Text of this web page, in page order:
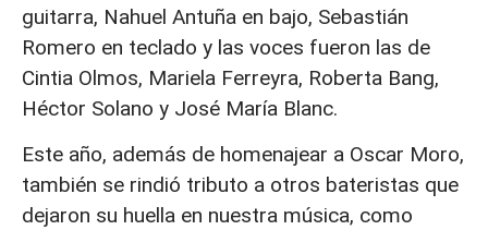
guitarra, Nahuel Antuña en bajo, Sebastián
Romero en teclado y las voces fueron las de
Cintia Olmos, Mariela Ferreyra, Roberta Bang,
Héctor Solano y José María Blanc.
Este año, además de homenajear a Oscar Moro,
también se rindió tributo a otros bateristas que
dejaron su huella en nuestra música, como